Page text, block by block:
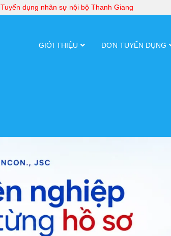
Tuyển dụng nhân sự nội bộ Thanh Giang
GIỚI THIỆU ĐƠN TUYỂN DỤNG